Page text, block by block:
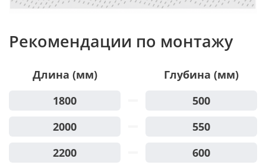
Рекомендации по монтажу
Длина (мм)
Глубина (мм)
1800
500
2000
550
2200
600